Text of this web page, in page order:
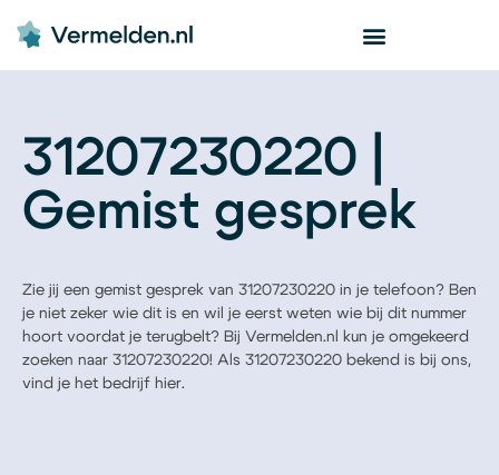
31207230220 |
Gemist gesprek
Zie jij een gemist gesprek van 31207230220 in je telefoon? Ben
je niet zeker wie dit is en wil je eerst weten wie bij dit nummer
hoort voordat je terugbelt? Bij Vermelden.nl kun je omgekeerd
zoeken naar 31207230220! Als 31207230220 bekend is bij ons,
vind je het bedrijf hier.